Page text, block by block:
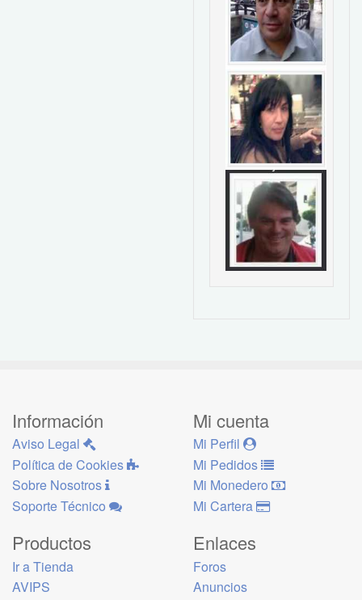
Información
Aviso Legal
Política de Cookies
Sobre Nosotros
Soporte Técnico
Mi cuenta
Mi Perfil
Mi Pedidos
Mi Monedero
Mi Cartera
Productos
Ir a Tienda
AVIPS
Enlaces
Foros
Anuncios